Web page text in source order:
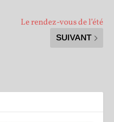
Le rendez-vous de l’été
SUIVANT